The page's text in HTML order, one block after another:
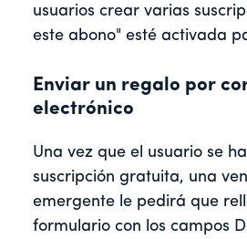
usuarios crear varias
este abono" esté activada
Enviar un regalo por
electrónico
Una vez que el usuario se
suscripción gratuita, una
emergente le pedirá que
formulario con los campos